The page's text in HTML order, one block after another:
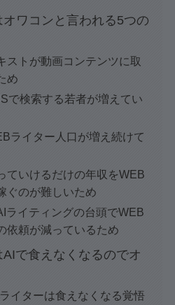
ワコンと言われる5つの
トが動画コンテンツに取
め
で検索する若者が増えてい
ライター人口が増え続けて
ていけるだけの年収をWEB
ぐのが難しいため
イティングの台頭でWEB
依頼が減っているため
で食えなくなるのでオ
イターは食えなくなる覚悟